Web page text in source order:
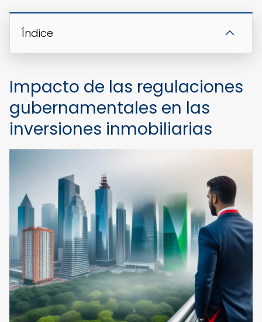
Índice
Impacto de las regulaciones
gubernamentales en las
inversiones inmobiliarias